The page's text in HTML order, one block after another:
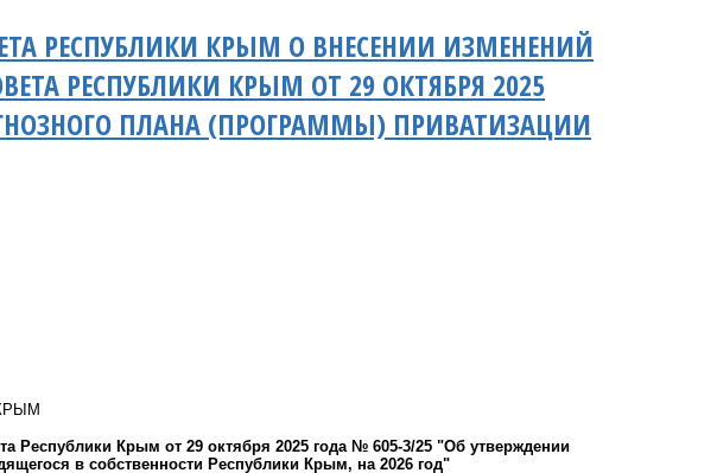
РЕСПУБЛИКИ КРЫМ О ВНЕСЕНИИ ИЗМЕНЕНИЙ
РЕСПУБЛИКИ КРЫМ ОТ 29 ОКТЯБРЯ 2025
ПЛАНА (ПРОГРАММЫ) ПРИВАТИЗАЦИИ
Республики Крым от 29 октября 2025 года № 605-3/25 "Об утверждении
в собственности Республики Крым, на 2026 год"